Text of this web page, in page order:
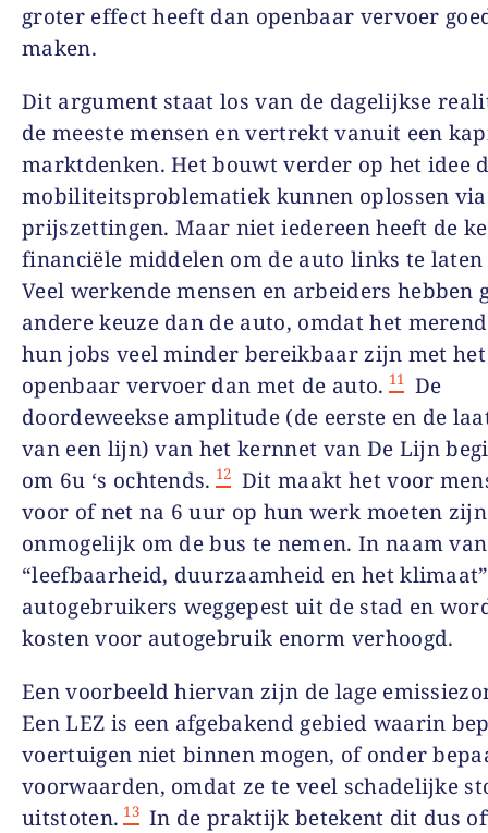
groter effect heeft dan openbaar vervoer
maken.
Dit argument staat los van de dagelijkse
de meeste mensen en vertrekt vanuit een
marktdenken. Het bouwt verder op het idee
mobiliteitsproblematiek kunnen oplossen via
prijszettingen. Maar niet iedereen heeft de
financiële middelen om de auto links te laten
Veel werkende mensen en arbeiders hebben
andere keuze dan de auto, omdat het
hun jobs veel minder bereikbaar zijn met het
openbaar vervoer dan met de auto. 11 De
doordeweekse amplitude (de eerste en de
van een lijn) van het kernnet van De Lijn
om 6u ‘s ochtends. 12 Dit maakt het voor
voor of net na 6 uur op hun werk moeten zijn
onmogelijk om de bus te nemen. In naam van
“leefbaarheid, duurzaamheid en het
autogebruikers weggepest uit de stad en
kosten voor autogebruik enorm verhoogd.
Een voorbeeld hiervan zijn de lage
Een LEZ is een afgebakend gebied waarin
voertuigen niet binnen mogen, of onder
voorwaarden, omdat ze te veel schadelijke
uitstoten. 13 In de praktijk betekent dit dus